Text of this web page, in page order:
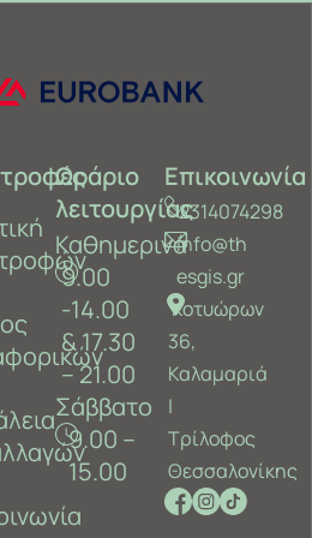
Ωράριο
λειτουργίας
Καθημερινά
9.00
-14.00
& 17.30
– 21.00
Σάββατο
9.00 –
15.00
Επικοινωνία
2314074298
info@th
esgis.gr
Κοτυώρων
36,
Καλαμαριά
‎|
Τρίλοφος
Θεσσαλονίκης